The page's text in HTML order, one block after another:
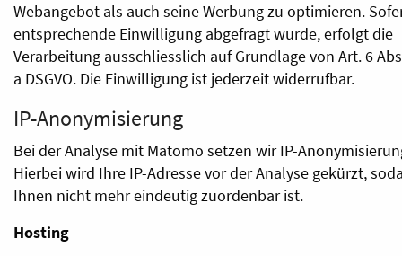
Webangebot als auch seine Werbung zu optimieren.
entsprechende Einwilligung abgefragt wurde, erfolgt die
Verarbeitung ausschliesslich auf Grundlage von Art. 6
a DSGVO. Die Einwilligung ist jederzeit widerrufbar.
IP-Anonymisierung
Bei der Analyse mit Matomo setzen wir IP-
Hierbei wird Ihre IP-Adresse vor der Analyse gekürzt,
Ihnen nicht mehr eindeutig zuordenbar ist.
Hosting